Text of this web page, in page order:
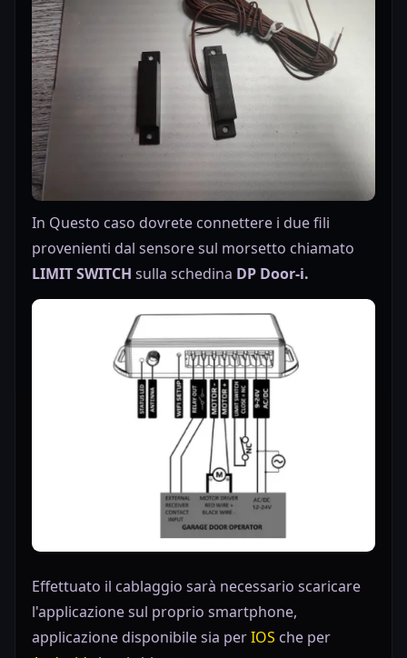
In Questo caso dovrete connettere i due fili
provenienti dal sensore sul morsetto chiamato
LIMIT SWITCH sulla schedina DP Door-i.
Effettuato il cablaggio sarà necessario scaricare
l'applicazione sul proprio smartphone,
applicazione disponibile sia perIOS che per